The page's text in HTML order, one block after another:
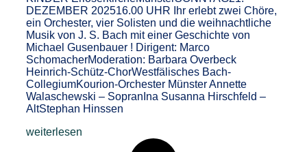
DEZEMBER 202516.00 UHR Ihr erlebt zwei Chöre,
ein Orchester, vier Solisten und die weihnachtliche
Musik von J. S. Bach mit einer Geschichte von
Michael Gusenbauer ! Dirigent: Marco
SchomacherModeration: Barbara Overbeck
Heinrich-Schütz-ChorWestfälisches Bach-
CollegiumKourion-Orchester Münster Annette
Walaschewski – SopranIna Susanna Hirschfeld –
AltStephan Hinssen
weiterlesen